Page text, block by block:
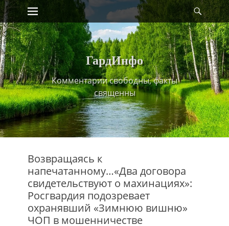
Skip
to
content
Primary Menu
ГардИнфо
Комментарии свободны, факты
священны
Возвращаясь к
напечатанному…«Два договора
свидетельствуют о махинациях»:
Росгвардия подозревает
охранявший «Зимнюю вишню»
ЧОП в мошенничестве